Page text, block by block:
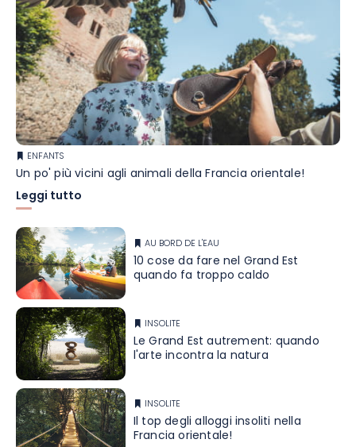
ENFANTS
Un po' più vicini agli animali della Francia orientale!
Leggi tutto
AU BORD DE L'EAU
10 cose da fare nel Grand Est
quando fa troppo caldo
INSOLITE
Le Grand Est autrement: quando
l'arte incontra la natura
INSOLITE
Il top degli alloggi insoliti nella
Francia orientale!